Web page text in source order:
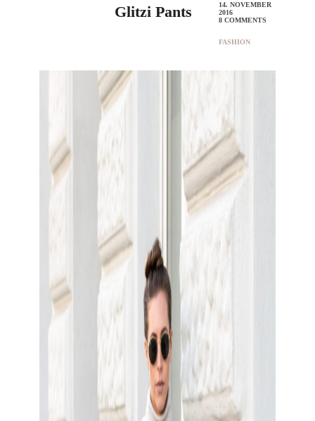
Glitzi Pants
14. NOVEMBER
2016
8 COMMENTS
FASHION